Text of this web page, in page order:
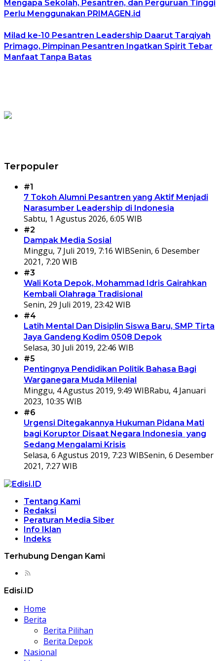
Mengapa Sekolah, Pesantren, dan Perguruan Tinggi
Perlu Menggunakan PRIMAGEN.id
Milad ke-10 Pesantren Leadership Daarut Tarqiyah
Primago, Pimpinan Pesantren Ingatkan Spirit Tebar
Manfaat Tanpa Batas
Terpopuler
#1
7 Tokoh Alumni Pesantren yang Aktif Menjadi
Narasumber Leadership di Indonesia
Sabtu, 1 Agustus 2026, 6:05 WIB
#2
Dampak Media Sosial
Minggu, 7 Juli 2019, 7:16 WIBSenin, 6 Desember
2021, 7:20 WIB
#3
Wali Kota Depok, Mohammad Idris Gairahkan
Kembali Olahraga Tradisional
Senin, 29 Juli 2019, 23:42 WIB
#4
Latih Mental Dan Disiplin Siswa Baru, SMP Tirta
Jaya Gandeng Kodim 0508 Depok
Selasa, 30 Juli 2019, 22:46 WIB
#5
Pentingnya Pendidikan Politik Bahasa Bagi
Warganegara Muda Milenial
Minggu, 4 Agustus 2019, 9:49 WIBRabu, 4 Januari
2023, 10:35 WIB
#6
Urgensi Ditegakannya Hukuman Pidana Mati
bagi Koruptor Disaat Negara Indonesia yang
Sedang Mengalami Krisis
Selasa, 6 Agustus 2019, 7:23 WIBSenin, 6 Desember
2021, 7:27 WIB
Tentang Kami
Redaksi
Peraturan Media Siber
Info Iklan
Indeks
Terhubung Dengan Kami
Edisi.ID
Home
Berita
Berita Pilihan
Berita Depok
Nasional